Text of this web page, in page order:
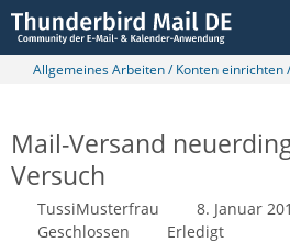
Allgemeines Arbeiten / Konten einrichten
Mail-Versand
Versuch
TussiMusterfrau
8. Januar
Geschlossen
Erledigt